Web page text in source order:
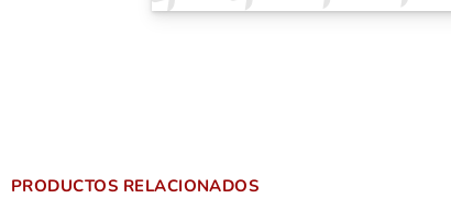
PRODUCTOS RELACIONADOS